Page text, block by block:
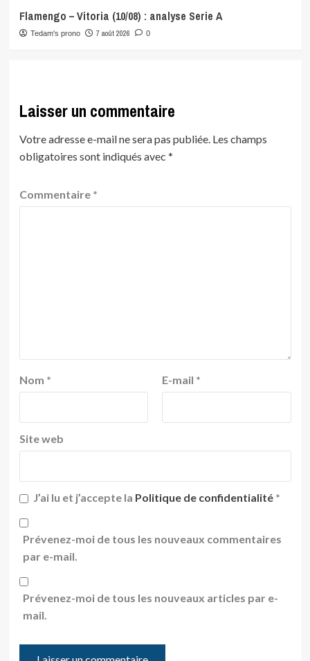
Flamengo – Vitoria (10/08) : analyse Serie A
Tedam's prono 7 août 2026 0
Laisser un commentaire
Votre adresse e-mail ne sera pas publiée. Les champs
obligatoires sont indiqués avec *
Commentaire *
Nom * E-mail *
Site web
J’ai lu et j’accepte la Politique de confidentialité *
Prévenez-moi de tous les nouveaux commentaires
par e-mail.
Prévenez-moi de tous les nouveaux articles par e-
mail.